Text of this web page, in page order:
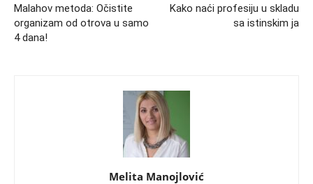
Malahov metoda: Očistite
organizam od otrova u samo
4 dana!
Kako naći profesiju u skladu
sa istinskim ja
Melita Manojlović